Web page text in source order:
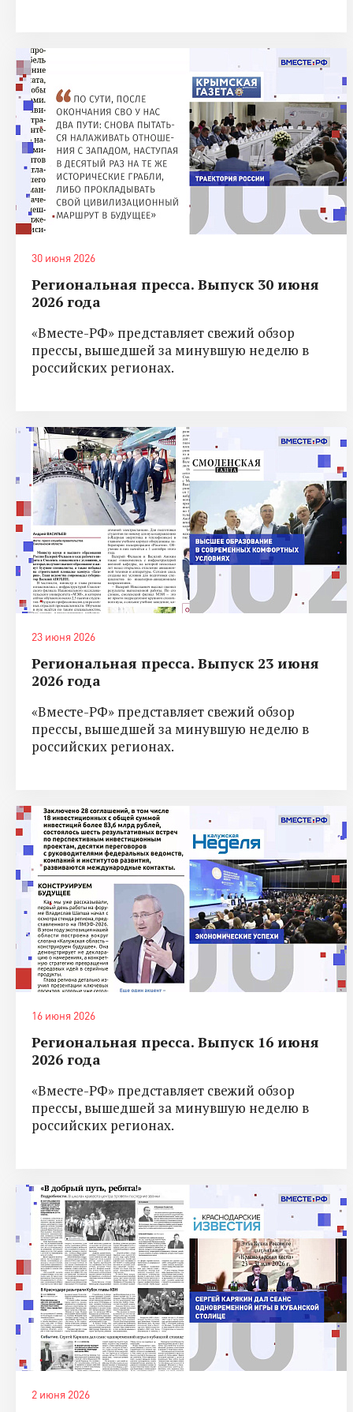
30 июня 2026
Региональная пресса. Выпуск 30 июня
2026 года
«Вместе-РФ» представляет свежий обзор
прессы, вышедшей за минувшую неделю в
российских регионах.
23 июня 2026
Региональная пресса. Выпуск 23 июня
2026 года
«Вместе-РФ» представляет свежий обзор
прессы, вышедшей за минувшую неделю в
российских регионах.
16 июня 2026
Региональная пресса. Выпуск 16 июня
2026 года
«Вместе-РФ» представляет свежий обзор
прессы, вышедшей за минувшую неделю в
российских регионах.
2 июня 2026